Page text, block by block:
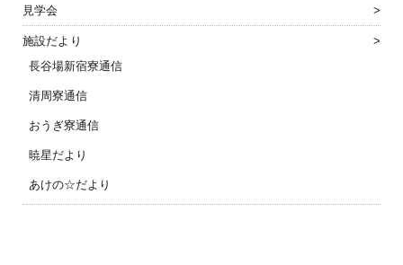
見学会
施設だより
長谷場新宿寮通信
清周寮通信
おうぎ寮通信
暁星だより
あけの☆だより